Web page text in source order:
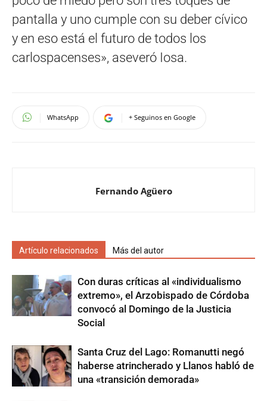
pantalla y uno cumple con su deber cívico
y en eso está el futuro de todos los
carlospacenses», aseveró Iosa.
WhatsApp + Seguinos en Google
Fernando Agüero
Artículo relacionados Más del autor
Con duras críticas al «individualismo
extremo», el Arzobispado de Córdoba
convocó al Domingo de la Justicia
Social
Santa Cruz del Lago: Romanutti negó
haberse atrincherado y Llanos habló de
una «transición demorada»